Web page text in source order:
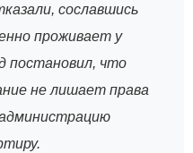
сославшись
проживает у
постановил, что
не лишает права